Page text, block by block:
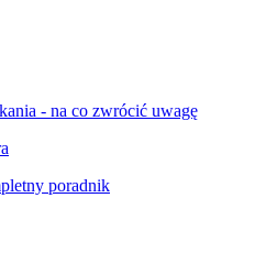
- na co zwrócić uwagę
poradnik